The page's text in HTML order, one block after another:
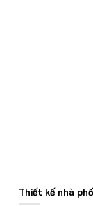
Thiết kế nhà